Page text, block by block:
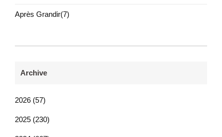
Après Grandir(7)
Archive
2026 (57)
2025 (230)